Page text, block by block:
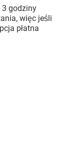
3 godziny
więc jeśli
płatna